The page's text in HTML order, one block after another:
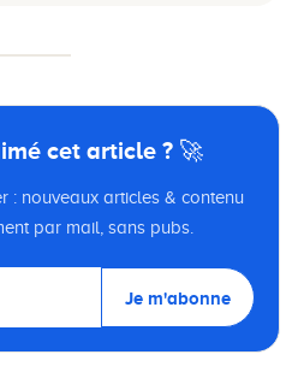
cet article ? 🚀
: nouveaux articles & contenu
par mail, sans pubs.
Je m'abonne